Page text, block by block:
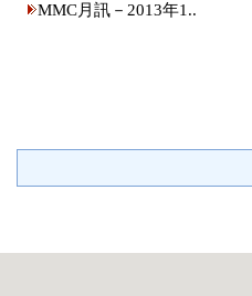
MMC月訊－2013年1..